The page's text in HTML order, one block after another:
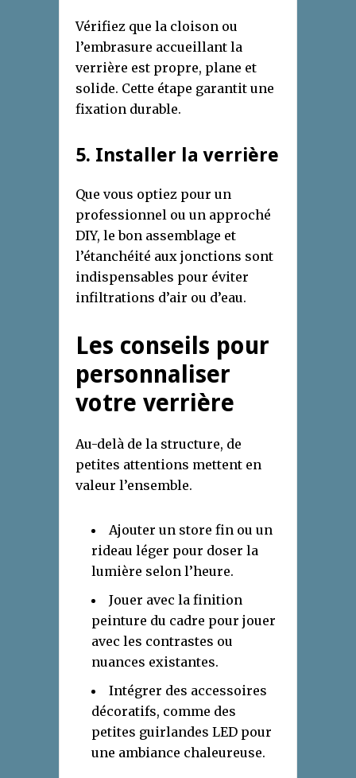
Vérifiez que la cloison ou
l’embrasure accueillant la
verrière est propre, plane et
solide. Cette étape garantit une
fixation durable.
5. Installer la verrière
Que vous optiez pour un
professionnel ou un approché
DIY, le bon assemblage et
l’étanchéité aux jonctions sont
indispensables pour éviter
infiltrations d’air ou d’eau.
Les conseils pour
personnaliser
votre verrière
Au-delà de la structure, de
petites attentions mettent en
valeur l’ensemble.
Ajouter un store fin ou un
rideau léger pour doser la
lumière selon l’heure.
Jouer avec la finition
peinture du cadre pour jouer
avec les contrastes ou
nuances existantes.
Intégrer des accessoires
décoratifs, comme des
petites guirlandes LED pour
une ambiance chaleureuse.